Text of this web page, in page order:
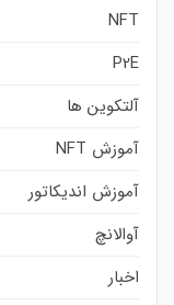
NFT
P2E
آلتکوین ها
آموزش NFT
آموزش اندیکاتور
آوالانچ
اخبار